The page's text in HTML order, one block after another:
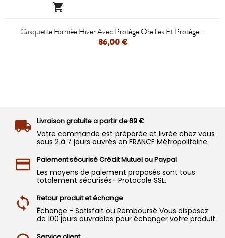

Casquette Formée Hiver Avec Protége Oreilles Et Protége...
86,00 €
Livraison gratuite a partir de 69 €
Votre commande est préparée et livrée chez vous
sous 2 à 7 jours ouvrés en FRANCE Métropolitaine.
Paiement sécurisé Crédit Mutuel ou Paypal
Les moyens de paiement proposés sont tous
totalement sécurisés- Protocole SSL.
Retour produit et échange
Échange - Satisfait ou Remboursé Vous disposez
de 100 jours ouvrables pour échanger votre produit